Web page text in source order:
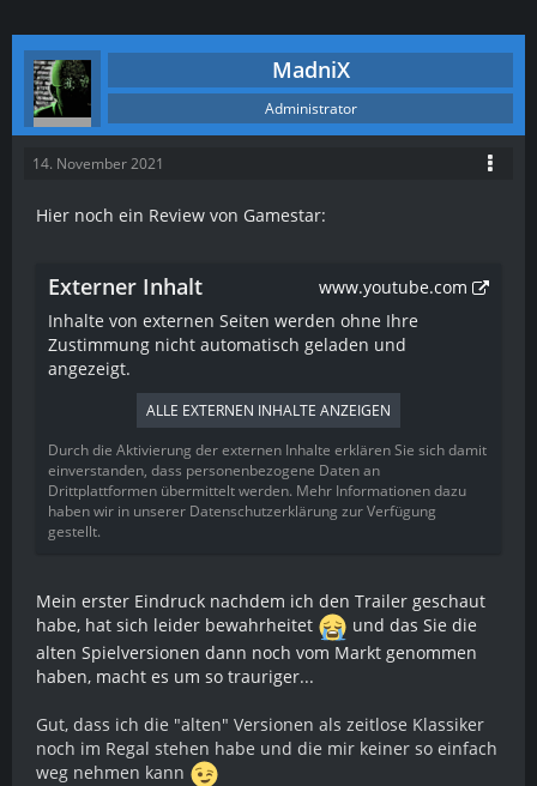
MadniX
Administrator
14. November 2021
Hier noch ein Review von Gamestar:
Externer Inhalt
www.youtube.com
Inhalte von externen Seiten werden ohne Ihre
Zustimmung nicht automatisch geladen und
angezeigt.
ALLE EXTERNEN INHALTE ANZEIGEN
Durch die Aktivierung der externen Inhalte erklären Sie sich damit
einverstanden, dass personenbezogene Daten an
Drittplattformen übermittelt werden. Mehr Informationen dazu
haben wir in unserer Datenschutzerklärung zur Verfügung
gestellt.
Mein erster Eindruck nachdem ich den Trailer geschaut
habe, hat sich leider bewahrheitet
und das Sie die
alten Spielversionen dann noch vom Markt genommen
haben, macht es um so trauriger...
Gut, dass ich die "alten" Versionen als zeitlose Klassiker
noch im Regal stehen habe und die mir keiner so einfach
weg nehmen kann